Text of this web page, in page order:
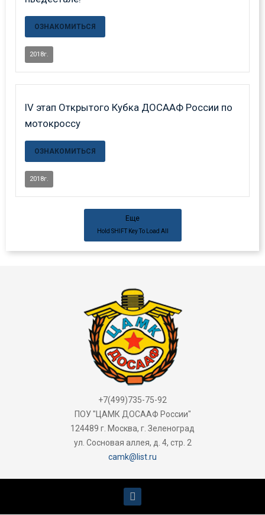
ОЗНАКОМИТЬСЯ
2018г.
IV этап Открытого Кубка ДОСААФ России по
мотокроссу
ОЗНАКОМИТЬСЯ
2018г.
Еще
Hold SHIFTKey To Load All
+7(499)735-75-92
ПОУ "ЦАМК ДОСААФ России"
124489 г. Москва, г. Зеленоград
ул. Сосновая аллея, д. 4, стр. 2
camk@list.ru